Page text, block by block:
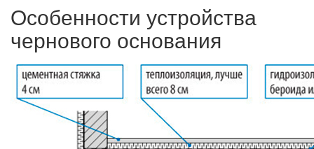
Особенности устройства
чернового основания